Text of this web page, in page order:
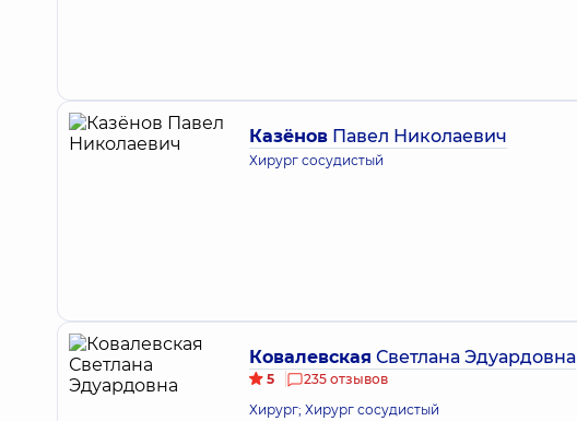
Казёнов Павел Николаевич
Хирург сосудистый
Ковалевская Светлана Эдуардовна
5
235 отзывов
Хирург; Хирург сосудистый